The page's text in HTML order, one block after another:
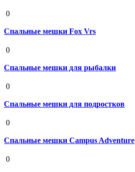
0
Спальные мешки Fox Vrs
0
Спальные мешки для рыбалки
0
Спальные мешки для подростков
0
Спальные мешки Campus Adventure
0